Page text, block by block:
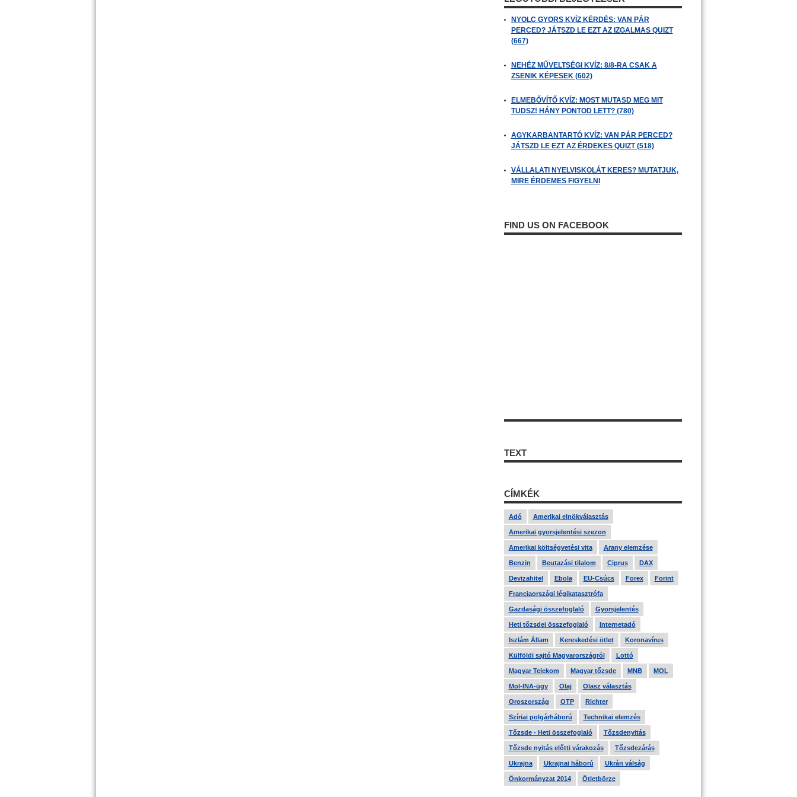
NYOLC GYORS KVÍZ KÉRDÉS: VAN PÁR
PERCED? JÁTSZD LE EZT AZ IZGALMAS QUIZT
(667)
NEHÉZ MŰVELTSÉGI KVÍZ: 8/8-RA CSAK A
ZSENIK KÉPESEK (602)
ELMEBŐVÍTŐ KVÍZ: MOST MUTASD MEG MIT
TUDSZ! HÁNY PONTOD LETT? (780)
AGYKARBANTARTÓ KVÍZ: VAN PÁR PERCED?
JÁTSZD LE EZT AZ ÉRDEKES QUIZT (518)
VÁLLALATI NYELVISKOLÁT KERES? MUTATJUK,
MIRE ÉRDEMES FIGYELNI
FIND US ON FACEBOOK
TEXT
CÍMKÉK
Adó Amerikai elnökválasztás
Amerikai gyorsjelentési szezon
Amerikai költségvetési vita Arany elemzése
Benzin Beutazási tilalom Ciprus DAX
Devizahitel Ebola EU-Csúcs Forex Forint
Franciaországi légikatasztrófa
Gazdasági összefoglaló Gyorsjelentés
Heti tőzsdei összefoglaló Internetadó
Iszlám Állam Kereskedési ötlet Koronavírus
Külföldi sajtó Magyarországról Lottó
Magyar Telekom Magyar tőzsde MNB MOL
Mol-INA-ügy Olaj Olasz választás
Oroszország OTP Richter
Szíriai polgárháború Technikai elemzés
Tőzsde - Heti összefoglaló Tőzsdenyitás
Tőzsde nyitás előtti várakozás Tőzsdezárás
Ukrajna Ukrajnai háború Ukrán válság
Önkormányzat 2014 Ötletbörze